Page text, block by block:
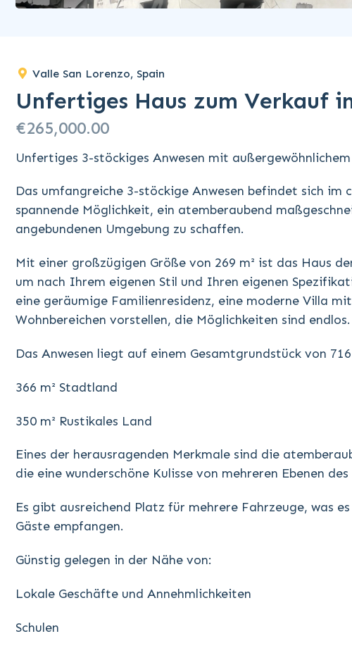
Valle San Lorenzo, Spain
Unfertiges Haus zum Verkauf
€265,000.00
Unfertiges 3-stöckiges Anwesen mit
Das umfangreiche 3-stöckige Anwesen befindet sich
spannende Möglichkeit, ein atemberaubend
angebundenen Umgebung zu schaffen.
Mit einer großzügigen Größe von 269 m² ist das Haus
um nach Ihrem eigenen Stil und Ihren eigenen
eine geräumige Familienresidenz, eine moderne Villa
Wohnbereichen vorstellen, die Möglichkeiten sind endlos.
Das Anwesen liegt auf einem Gesamtgrundstück von
366 m² Stadtland
350 m² Rustikales Land
Eines der herausragenden Merkmale sind die
die eine wunderschöne Kulisse von mehreren Ebenen
Es gibt ausreichend Platz für mehrere Fahrzeuge, was
Gäste empfangen.
Günstig gelegen in der Nähe von:
Lokale Geschäfte und Annehmlichkeiten
Schulen